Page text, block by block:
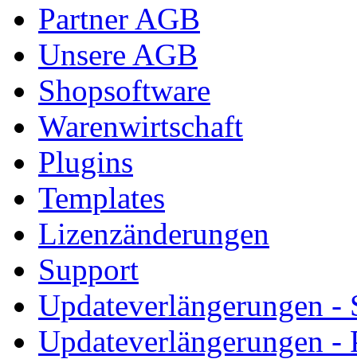
Partner AGB
Unsere AGB
Shopsoftware
Warenwirtschaft
Plugins
Templates
Lizenzänderungen
Support
Updateverlängerungen -
Updateverlängerungen -